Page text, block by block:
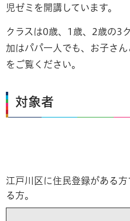
児ゼミを開講しています。
クラスは0歳、1歳、2歳の3
加はパパ一人でも、お子さ
をご覧ください。
対象者
江戸川区に住民登録がある
る方。